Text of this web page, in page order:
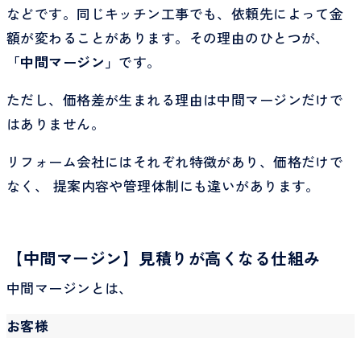
などです。同じキッチン工事でも、依頼先によって金
額が変わることがあります。その理由のひとつが、
「中間マージン」 です。
ただし、価格差が生まれる理由は中間マージンだけで
はありません。
リフォーム会社にはそれぞれ特徴があり、価格だけで
なく、 提案内容や管理体制にも違いがあります。
【中間マージン】見積りが高くなる仕組み
中間マージンとは、
お客様